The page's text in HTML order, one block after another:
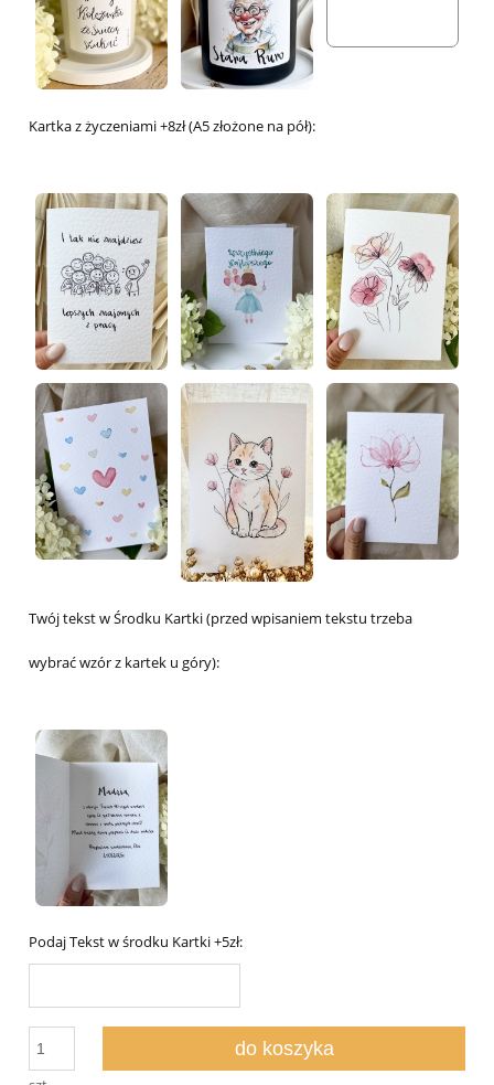
Kartka z życzeniami +8zł (A5 złożone na pół):
Twój tekst w Środku Kartki (przed wpisaniem tekstu trzeba
wybrać wzór z kartek u góry):
Podaj Tekst w środku Kartki +5zł:
do koszyka